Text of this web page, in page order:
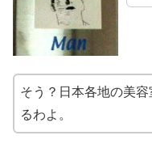
そう？日本各地の美
るわよ。